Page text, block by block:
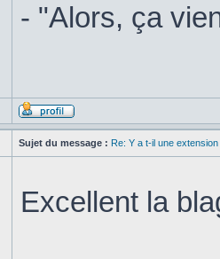
- "Alors, ça
Sujet du message : Re: Y a t-il une
Excellent la